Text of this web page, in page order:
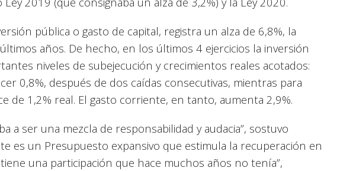
pública o gasto de capital, registra un alza de 6,8%, la
años. De hecho, en los últimos 4 ejercicios la inversión
niveles de subejecución y crecimientos reales acotados:
0,8%, después de dos caídas consecutivas, mientras para
de 1,2% real. El gasto corriente, en tanto, aumenta 2,9%.
a ser una mezcla de responsabilidad y audacia”, sostuvo
es un Presupuesto expansivo que estimula la recuperación en
una participación que hace muchos años no tenía”,